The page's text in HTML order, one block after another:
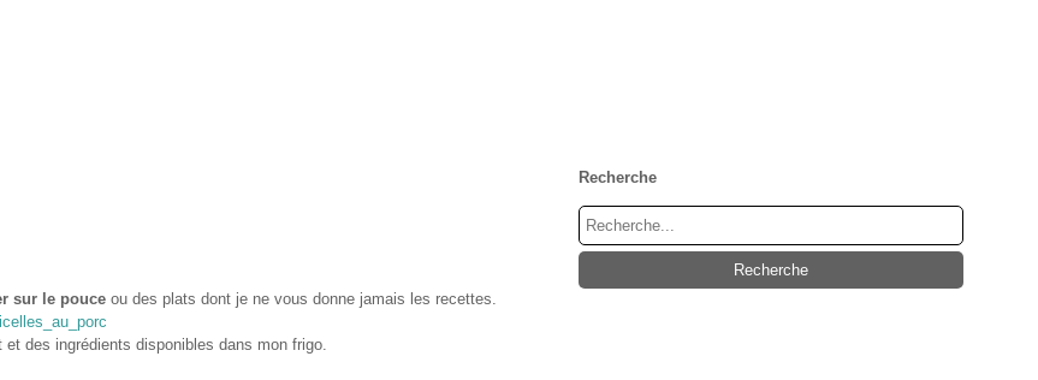
sur le pouce ou des plats dont je ne vous donne jamais les recettes.
des ingrédients disponibles dans mon frigo.
Recherche